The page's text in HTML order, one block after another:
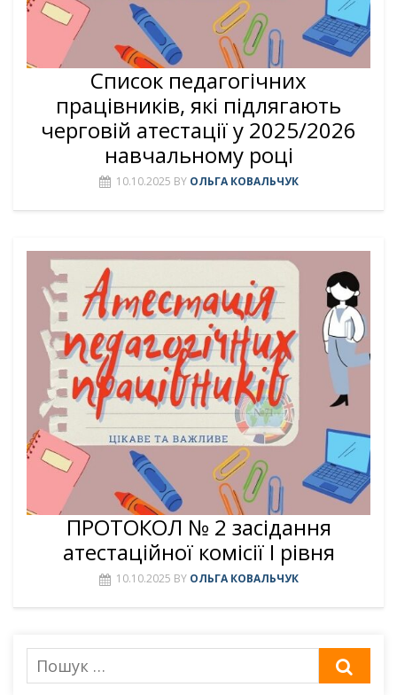
Список педагогічних
працівників, які підлягають
черговій атестації у 2025/2026
навчальному році
10.10.2025 BY ОЛЬГА КОВАЛЬЧУК
ПРОТОКОЛ № 2 засідання
атестаційної комісії І рівня
10.10.2025 BY ОЛЬГА КОВАЛЬЧУК
Пошук
для: